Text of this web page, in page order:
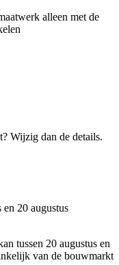
alleen met de
Wijzig dan de details.
en 20 augustus
tussen 20 augustus en
van de bouwmarkt